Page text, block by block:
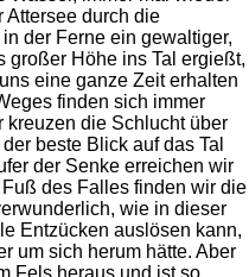
Attersee durch die
der Ferne ein gewaltiger,
großer Höhe ins Tal ergießt,
eine ganze Zeit erhalten
finden sich immer
kreuzen die Schlucht über
beste Blick auf das Tal
der Senke erreichen wir
des Falles finden wir die
wie in dieser
Entzücken auslösen kann,
um sich herum hätte. Aber
Fels heraus und ist so